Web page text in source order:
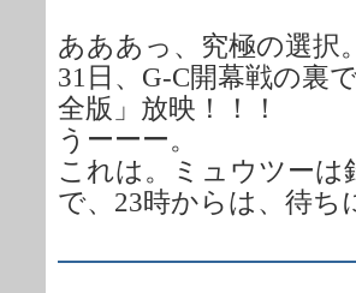
あああっ、究極の選択
31日、G-C開幕戦の裏
全版」放映！！！
うーーー。
これは。ミュウツーは
で、23時からは、待ち